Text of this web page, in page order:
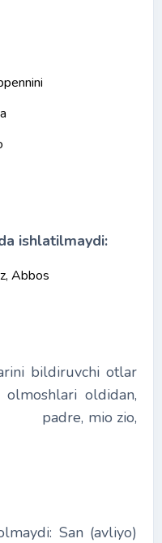
ishlatilmaydi:
Abbos
bildiruvchi otlar
oldidan,
padre, mio zio,
San (avliyo)